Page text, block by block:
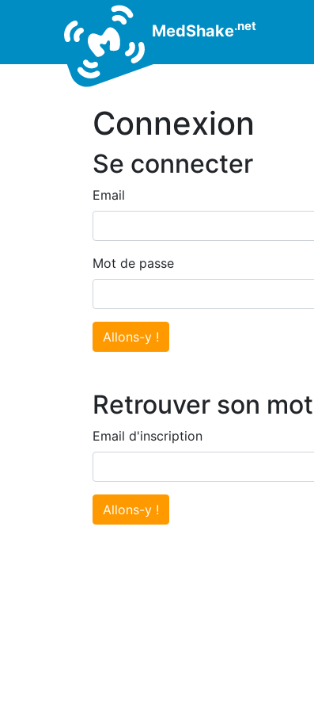
MedShake.net
Connexion
Se connecter
Email
Mot de passe
Allons-y !
Retrouver son
Email d'inscription
Allons-y !